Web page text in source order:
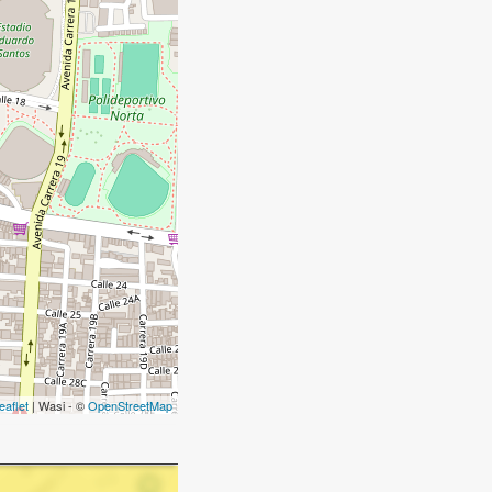
| Wasi - ©OpenStreetMap